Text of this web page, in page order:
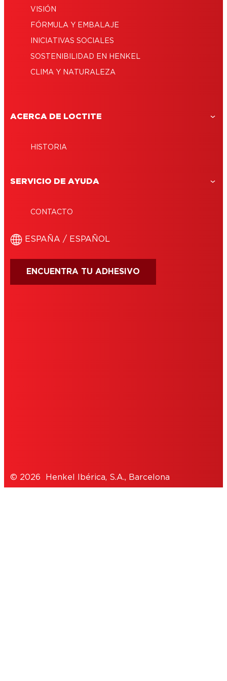
VISIÓN
FÓRMULA Y EMBALAJE
INICIATIVAS SOCIALES
SOSTENIBILIDAD EN HENKEL
CLIMA Y NATURALEZA
ACERCA DE LOCTITE
HISTORIA
SERVICIO DE AYUDA
CONTACTO
ESPAÑA / ESPAÑOL
ENCUENTRA TU ADHESIVO
© 2026 Henkel Ibérica, S.A., Barcelona